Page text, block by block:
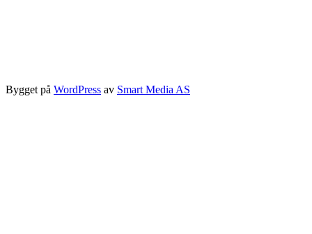
Bygget på WordPress av Smart Media AS